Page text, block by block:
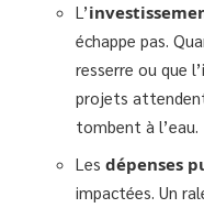
L’
échappe pas.
resserre ou que
projets
tombent à l’eau.
Les dépenses
impactées. Un